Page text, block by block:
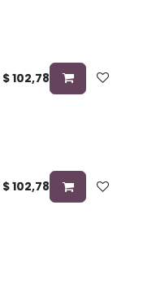
$102,78
$102,78